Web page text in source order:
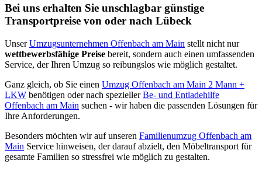
Bei uns erhalten Sie unschlagbar günstige
Transportpreise von oder nach Lübeck
UnserUmzugsunternehmen Offenbach am Main stellt nicht nur
wettbewerbsfähige Preise bereit, sondern auch einen umfassenden
Service, der Ihren Umzug so reibungslos wie möglich gestaltet.
Ganz gleich, ob Sie einen Umzug Offenbach am Main 2 Mann +
LKW benötigen oder nach speziellerBe- und Entladehilfe
Offenbach am Main suchen - wir haben die passenden Lösungen für
Ihre Anforderungen.
Besonders möchten wir auf unseren Familienumzug Offenbach am
Main Service hinweisen, der darauf abzielt, den Möbeltransport für
gesamte Familien so stressfrei wie möglich zu gestalten.